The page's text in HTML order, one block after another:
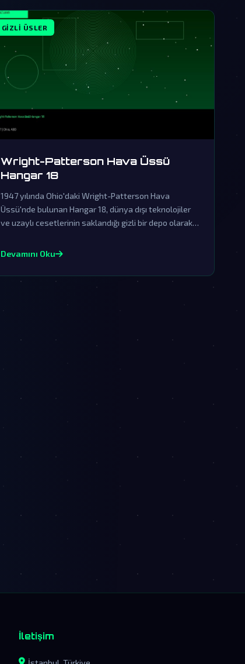
GIZLI ÜSLER
Wright-Patterson Hava Üssü
Hangar 18
1947 yılında Ohio'daki Wright-Patterson Hava
Üssü'nde bulunan Hangar 18, dünya dışı teknolojiler
ve uzaylı cesetlerinin saklandığı gizli bir depo olarak
yalanlanan bu efsane, gerçeklerin üzerinin
Devamını Oku
İletişim